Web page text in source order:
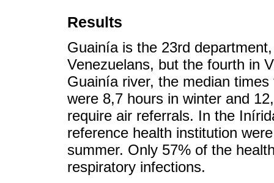
Results
Guainía is the 23rd
Venezuelans, but the fourth in
Guainía river, the median
were 8,7 hours in winter and
require air referrals. In the
reference health institution
summer. Only 57% of the
respiratory infections.